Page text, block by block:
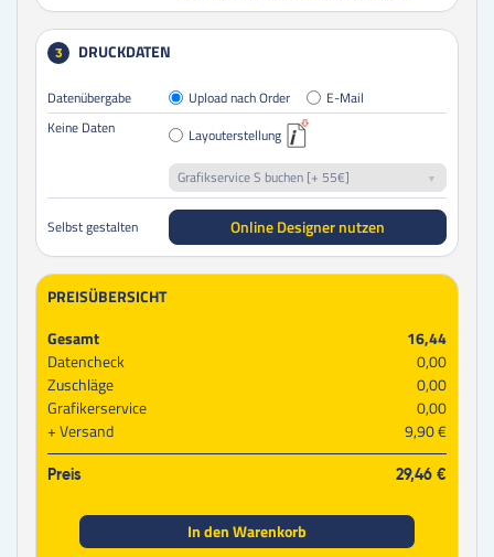
3 DRUCKDATEN
Datenübergabe Upload nach Order
E-Mail
Keine Daten
Layouterstellung
Grafikservice S buchen [+ 55€]
Selbst gestalten Online Designer nutzen
PREISÜBERSICHT
Gesamt
16,44
Datencheck
0,00
Zuschläge
0,00
Grafikerservice
0,00
Versand
9,90 €
Preis 29,46 €
In den Warenkorb